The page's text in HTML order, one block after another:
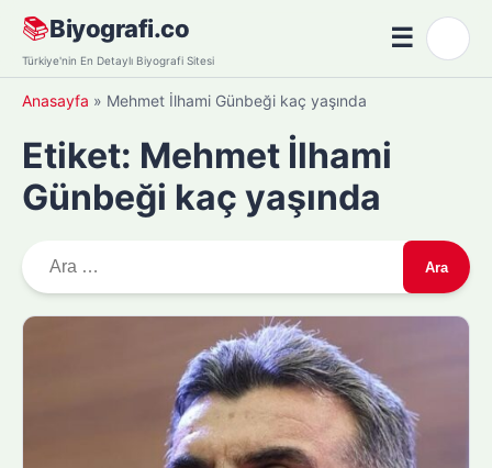
Skip
content
📚Biyografi.co
Türkiye'nin En Detaylı Biyografi Sitesi
☰Menü
Anasayfa » Mehmet İlhami Günbeği kaç yaşında
Etiket: Mehmet İlhami
Günbeği kaç yaşında
r